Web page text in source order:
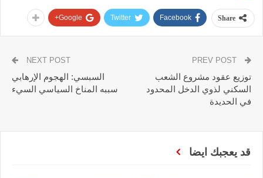
Share
Facebook
Twitter
Google+
توزيع عقود مشروع الشعب
السكني لذوي الدخل المحدود
في الحديدة
NEXT POST
السبسي: الهجوم الإرهابي
سببه المناخ السياسي السيء
قد يعجبك ايضا